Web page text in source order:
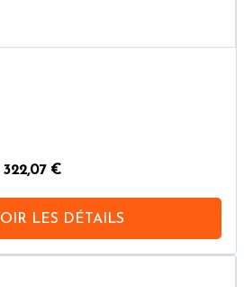
322,07 €
LES DÉTAILS